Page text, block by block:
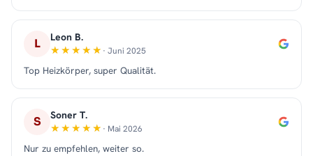
L Leon B.
· Juni 2025
Top Heizkörper, super Qualität.
S Soner T.
· Mai 2026
Nur zu empfehlen, weiter so.